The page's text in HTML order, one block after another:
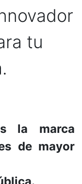
tu
la marca
de mayor